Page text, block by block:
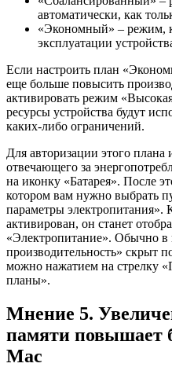
автоматически, как
«Экономный» – режим,
эксплуатации
Если настроить план
еще больше повысить
активировать режим
ресурсы устройства будут
каких-либо ограничений.
Для авторизации этого плана
отвечающего за
на иконку «Батарея». После
котором вам нужно выбрать
параметры электропитания».
активирован, он станет
«Электропитание». Обычно
производительность» скрыт
можно нажатием на стрелку
планы».
Мнение 5.
памяти повышает
Mac